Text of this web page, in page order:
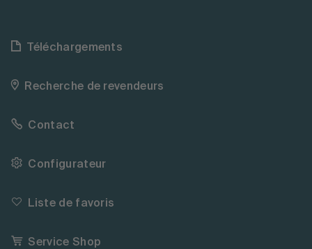
Téléchargements
Recherche de revendeurs
Contact
Configurateur
Liste de favoris
Service Shop